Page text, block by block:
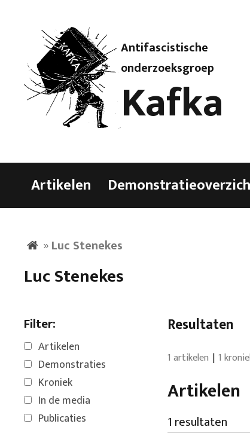
Antifascistische
onderzoeksgroep
Kafka
Artikelen
»Luc Stenekes
Luc Stenekes
Filter:
Artikelen
Demonstraties
Kroniek
In de media
Publicaties
Resultaten
1 artikelen 1
Artikelen
1 resultaten